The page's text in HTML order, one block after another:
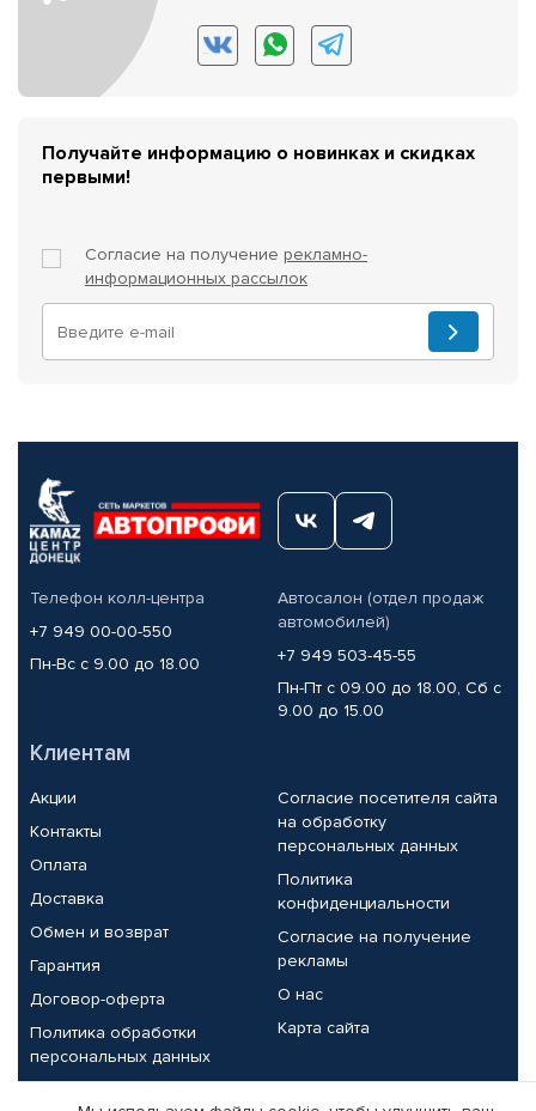
Получайте информацию о новинках и скидках
первыми!
Согласие на получение рекламно-
информационных рассылок
Телефон колл-центра
+7 949 00-00-550
Пн-Вс с 9.00 до 18.00
Автосалон (отдел продаж
автомобилей)
+7 949 503-45-55
Пн-Пт с 09.00 до 18.00, Сб с
9.00 до 15.00
Клиентам
Акции
Контакты
Оплата
Доставка
Обмен и возврат
Гарантия
Договор-оферта
Политика обработки
персональных данных
Согласие посетителя сайта
на обработку
персональных данных
Политика
конфиденциальности
Согласие на получение
рекламы
О нас
Карта сайта